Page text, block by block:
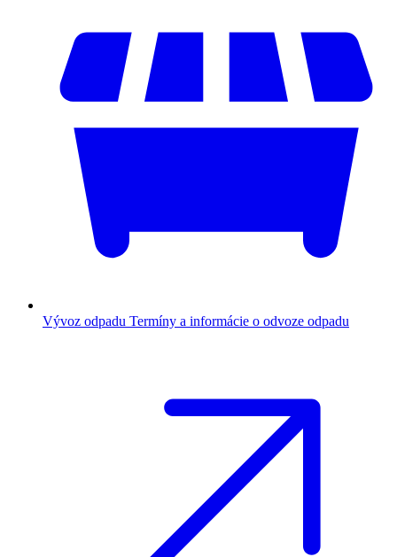
Vývoz odpadu Termíny a informácie o odvoze odpadu